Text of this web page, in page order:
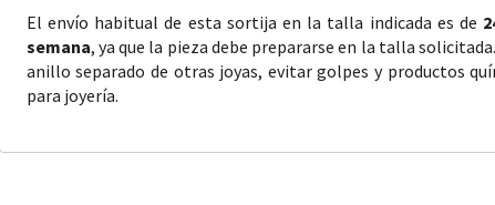
El envío habitual de esta sortija en la talla indicada es de
semana, ya que la pieza debe prepararse en la talla
anillo separado de otras joyas, evitar golpes y productos
para joyería.